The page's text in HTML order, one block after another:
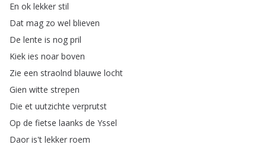
En ok lekker stil
Dat mag zo wel blieven
De lente is nog pril
Kiek ies noar boven
Zie een straolnd blauwe locht
Gien witte strepen
Die et uutzichte verprutst
Op de fietse laanks de Yssel
Daor is't lekker roem